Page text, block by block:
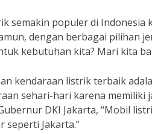
semakin populer di
dengan berbagai pilihan
kebutuhan kita? Mari kita
kendaraan listrik terbaik
sehari-hari karena
DKI Jakarta, “Mobil
seperti Jakarta.”